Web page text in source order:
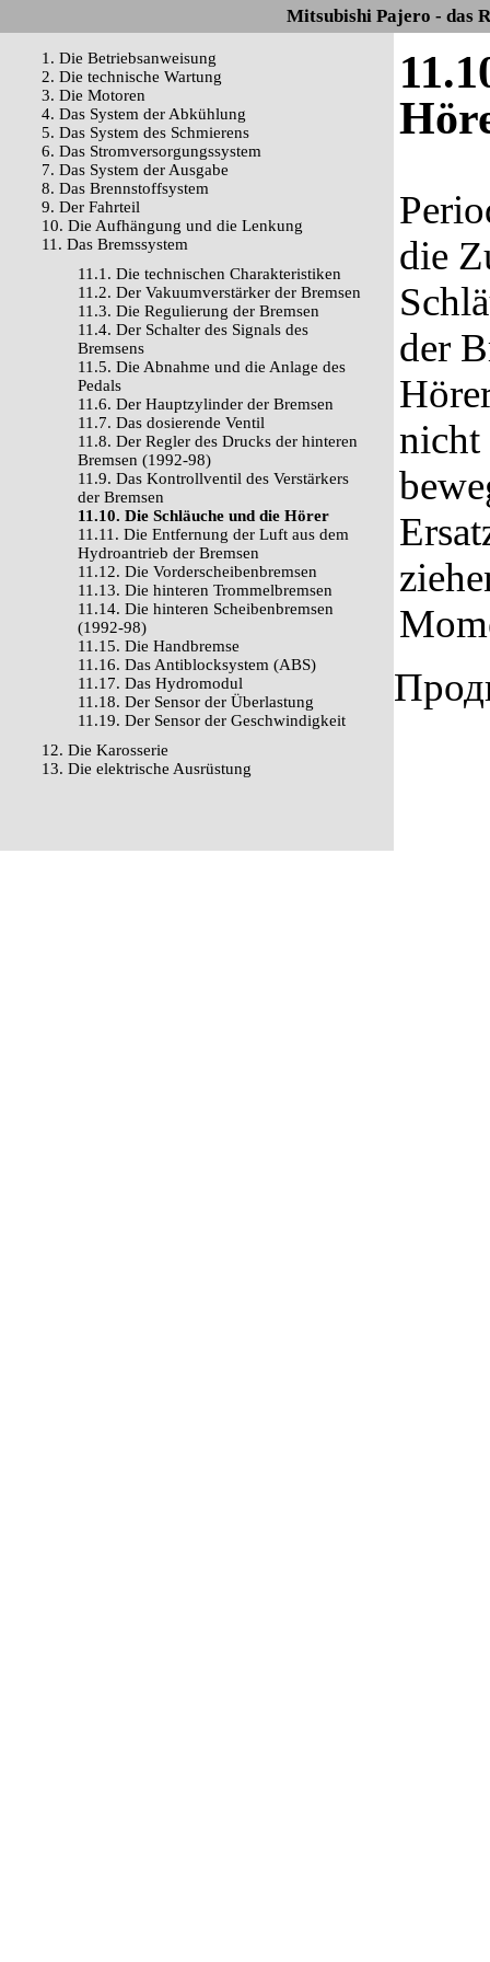
Mitsubishi Pajero - das
1. Die Betriebsanweisung
2. Die technische Wartung
3. Die Motoren
4. Das System der Abkühlung
5. Das System des Schmierens
6. Das Stromversorgungssystem
7. Das System der Ausgabe
8. Das Brennstoffsystem
9. Der Fahrteil
10. Die Aufhängung und die Lenkung
11. Das Bremssystem
11.1. Die technischen Charakteristiken
11.2. Der Vakuumverstärker der Bremsen
11.3. Die Regulierung der Bremsen
11.4. Der Schalter des Signals des
Bremsens
11.5. Die Abnahme und die Anlage des
Pedals
11.6. Der Hauptzylinder der Bremsen
11.7. Das dosierende Ventil
11.8. Der Regler des Drucks der hinteren
Bremsen (1992-98)
11.9. Das Kontrollventil des Verstärkers
der Bremsen
11.10. Die Schläuche und die Hörer
11.11. Die Entfernung der Luft aus dem
Hydroantrieb der Bremsen
11.12. Die Vorderscheibenbremsen
11.13. Die hinteren Trommelbremsen
11.14. Die hinteren Scheibenbremsen
(1992-98)
11.15. Die Handbremse
11.16. Das Antiblocksystem (ABS)
11.17. Das Hydromodul
11.18. Der Sensor der Überlastung
11.19. Der Sensor der Geschwindigkeit
12. Die Karosserie
13. Die elektrische Ausrüstung
die
der
nicht